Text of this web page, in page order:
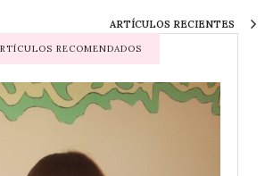
ARTÍCULOS RECIENTES
RECOMENDADOS